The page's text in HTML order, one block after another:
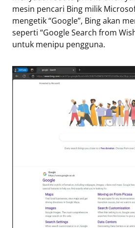
mesin pencari Bing milik
mengetik “Google”, Bing akan
seperti “Google Search from
untuk menipu pengguna.